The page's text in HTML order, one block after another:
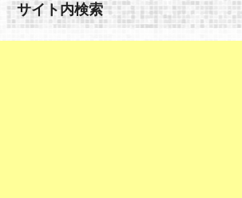
サイト内検索